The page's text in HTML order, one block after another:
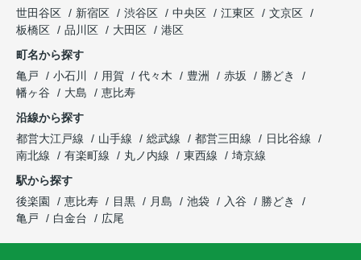
世田谷区
新宿区 渋谷区 中央区 江東区
文京区
板橋区
品川区 大田区
港区
町名から探す
亀戸
小石川 用賀 代々木 豊洲 赤坂
勝どき
幡ヶ谷
大島
恵比寿
沿線から探す
都営大江戸線
山手線 総武線 都営三田線
日比谷線
南北線
有楽町線 丸ノ内線 東西線
埼京線
駅から探す
後楽園
恵比寿 目黒 月島 池袋 入谷
勝どき
亀戸
白金台 広尾